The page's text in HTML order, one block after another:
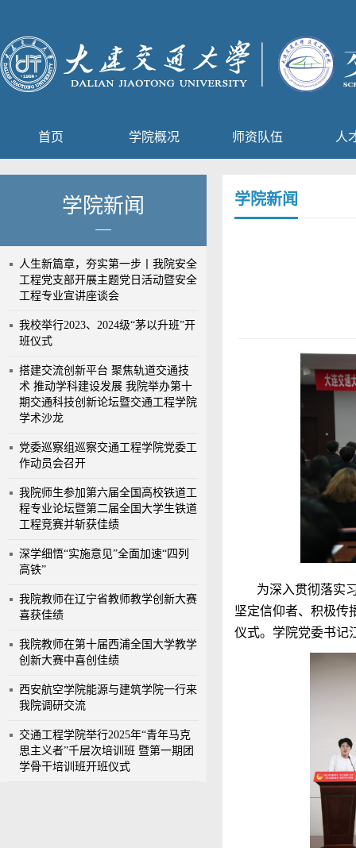
首页 学院概况 师资队伍 人
学院新闻
人生新篇章，夯实第一步丨我院安全
工程党支部开展主题党日活动暨安全
工程专业宣讲座谈会
我校举行2023、2024级“茅以升班”开
班仪式
搭建交流创新平台 聚焦轨道交通技
术 推动学科建设发展 我院举办第十
期交通科技创新论坛暨交通工程学院
学术沙龙
党委巡察组巡察交通工程学院党委工
作动员会召开
我院师生参加第六届全国高校铁道工
程专业论坛暨第二届全国大学生铁道
工程竞赛并斩获佳绩
深学细悟“实施意见”全面加速“四列
高铁”
我院教师在辽宁省教师教学创新大赛
喜获佳绩
我院教师在第十届西浦全国大学教学
创新大赛中喜创佳绩
西安航空学院能源与建筑学院一行来
我院调研交流
交通工程学院举行2025年“青年马克
思主义者”千层次培训班 暨第一期团
学骨干培训班开班仪式
学院新闻
为深入贯彻落实
坚定信仰者、积极传
仪式。学院党委书记